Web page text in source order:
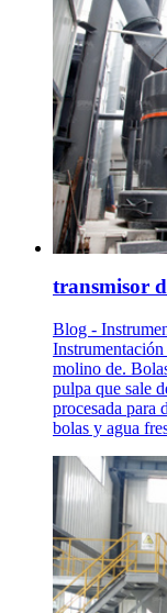
transmisor
Blog -
molino de.
pulpa que sale
procesada para
bolas y agua